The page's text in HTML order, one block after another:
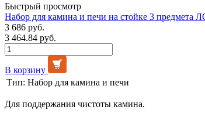
Быстрый просмотр
Набор для камина и печи на стойке 3
3 686 руб.
3 464.84 руб.
В корзину
Тип: Набор для камина и печи
Для поддержания чистоты камина.